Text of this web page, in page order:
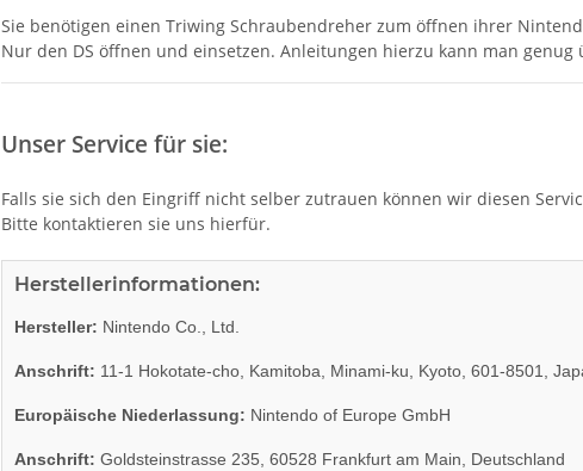
Sie benötigen einen Triwing Schraubendreher zum öffnen ihrer
Nur den DS öffnen und einsetzen. Anleitungen hierzu kann man
Unser Service für sie:
Falls sie sich den Eingriff nicht selber zutrauen können wir diesen
Bitte kontaktieren sie uns hierfür.
Herstellerinformationen:
Hersteller: Nintendo Co., Ltd.
Anschrift: 11-1 Hokotate-cho, Kamitoba, Minami-ku, Kyoto, 601-8501,
Europäische Niederlassung: Nintendo of Europe GmbH
Anschrift: Goldsteinstrasse 235, 60528 Frankfurt am Main, Deutschland